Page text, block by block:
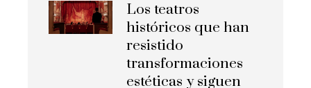
Los teatros
históricos que han
resistido
transformaciones
estéticas y siguen